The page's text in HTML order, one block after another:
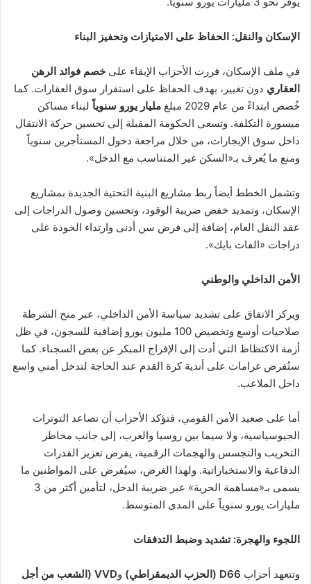
الإسكان والنقل: الحفاظ على الامتيازات وتحفيز البناء
في ملف الإسكان، قررت الأحزاب الإبقاء على خصم فوائد الرهن
العقاري دون تغيير، بهدف الحفاظ على استقرار سوق العقارات. كما
خُصص ابتداءً من عام 2029 مبلغ
مليار يورو سنوياً لبناء مساكن
ميسورة التكلفة. وتسعى الحكومة المقبلة إلى تحسين حركة الانتقال
داخل سوق الإيجارات، من خلال مراجعة دخول المستأجرين سنوياً
ومنع ما يُعرف بـ«السكن غير المتناسب مع الدخل».
وتشمل الخطط أيضاً ربط مشاريع البنية التحتية الجديدة بمشاريع
الإسكان، وتمديد خفض ضريبة الوقود، وتحسين وصول الدراجات إلى
عقد النقل العام، إضافة إلى فرض سن أدنى وارتداء الخوذة على
دراجات «الفات بايك».
الأمن الداخلي والوطني
ويركز الاتفاق على تشديد سياسة الأمن الداخلي، عبر منح الشرطة
صلاحيات أوسع وتخصيص 100 مليون يورو إضافية للسجون، في ظل
أزمة الاكتظاظ التي أدت إلى الإفراج المبكر عن بعض السجناء. كما
ستُفرض غرامات على أندية كرة القدم عند الحاجة لتدخل أمني واسع
داخل الملاعب.
أما على صعيد الأمن القومي، فتؤكد الأحزاب أن تصاعد التوترات
الجيوسياسية، ولا سيما بين روسيا والغرب، إلى جانب مخاطر
التخريب والتجسس والهجمات الرقمية، يفرض تعزيز القدرات
الدفاعية والاستخباراتية. ولهذا الغرض، سيُفرض على المواطنين ما
يسمى بـ«مساهمة الحرية» عبر ضريبة الدخل، لتأمين أكثر من 3
مليارات يورو سنوياً على المدى المتوسط.
اللجوء والهجرة: تشديد وضبط التدفقات
وتتعهد أحزاب D66 (الحزب الديمقراطي) و
VVD (الشعب من أجل